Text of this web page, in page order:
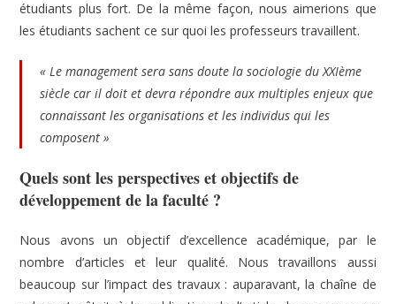
étudiants plus fort. De la même façon, nous aimerions que
les étudiants sachent ce sur quoi les professeurs travaillent.
« Le management sera sans doute la sociologie du XXIème
siècle car il doit et devra répondre aux multiples enjeux que
connaissant les organisations et les individus qui les
composent »
Quels sont les perspectives et objectifs de
développement de la faculté ?
Nous avons un objectif d’excellence académique, par le
nombre d’articles et leur qualité. Nous travaillons aussi
beaucoup sur l’impact des travaux : auparavant, la chaîne de